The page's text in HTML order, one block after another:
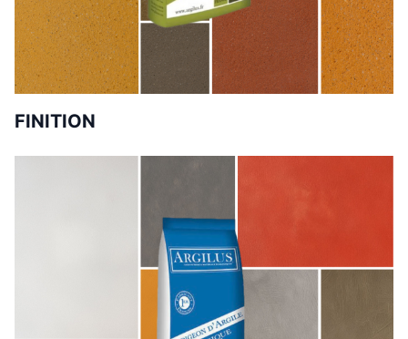
FINITION